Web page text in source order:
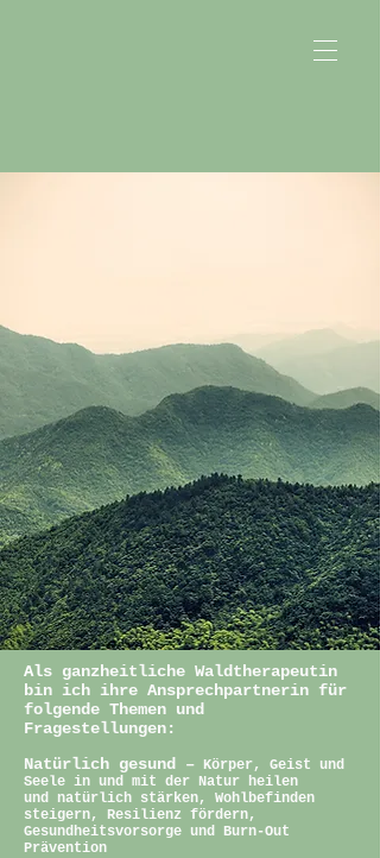
Als ganzheitliche Waldtherapeutin
bin ich ihre Ansprechpartnerin für
folgende Themen und
Fragestellungen:
Natürlich gesund – Körper, Geist und
Seele in und mit der Natur heilen
und natürlich stärken, Wohlbefinden
steigern, Resilienz fördern,
Gesundheitsvorsorge und Burn-Out
Prävention